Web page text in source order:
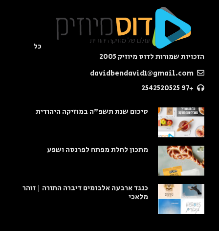
כל
הזכויות שמורות לדוס מיוזיק 2005
+97 2542520525
סיכום שנת תשפ"ה במוזיקה היהודית
מתכון לחלת מפתח לפרנסה ושפע
כנגד ארבעה אלבומים דיברה התורה | זוהר
מלאכי